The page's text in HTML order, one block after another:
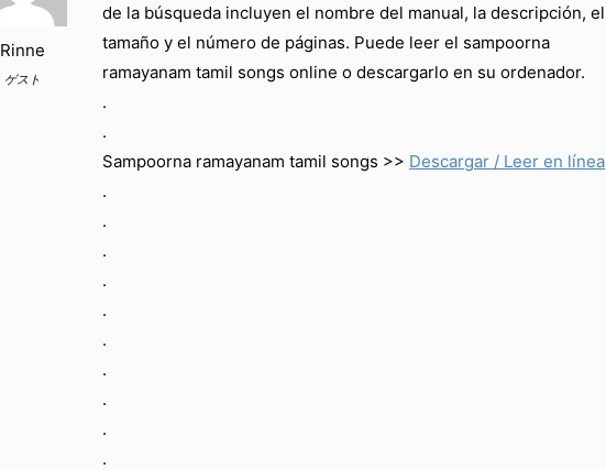
Rinne
ゲスト
de la búsqueda incluyen el nombre del manual, la descripción, el
tamaño y el número de páginas. Puede leer el sampoorna
ramayanam tamil songs online o descargarlo en su ordenador.
.
.
Sampoorna ramayanam tamil songs >> Descargar / Leer en línea
.
.
.
.
.
.
.
.
.
.